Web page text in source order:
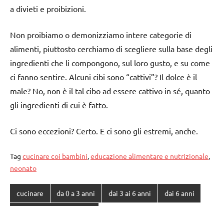
a divieti e proibizioni.
Non proibiamo o demonizziamo intere categorie di
alimenti, piuttosto cerchiamo di scegliere sulla base degli
ingredienti che li compongono, sul loro gusto, e su come
ci fanno sentire. Alcuni cibi sono “cattivi”? Il dolce è il
male? No, non è il tal cibo ad essere cattivo in sé, quanto
gli ingredienti di cui è fatto.
Ci sono eccezioni? Certo. E ci sono gli estremi, anche.
Tag cucinare coi bambini,educazione alimentare e nutrizionale,
neonato
cucinare da 0 a 3 anni dai 3 ai 6 anni dai 6 anni